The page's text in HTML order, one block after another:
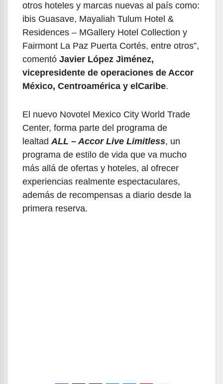
otros hoteles y marcas nuevas al país como:
ibis Guasave, Mayaliah Tulum Hotel &
Residences – MGallery Hotel Collection y
Fairmont La Paz Puerta Cortés, entre otros”,
comentó Javier López Jiménez,
vicepresidente de operaciones de Accor
México, Centroamérica y elCaribe.
El nuevo Novotel Mexico City World Trade
Center, forma parte del programa de
lealtadALL – Accor Live Limitless, un
programa de estilo de vida que va mucho
más allá de ofertas y hoteles, al ofrecer
experiencias realmente espectaculares,
además de recompensas a diario desde la
primera reserva.